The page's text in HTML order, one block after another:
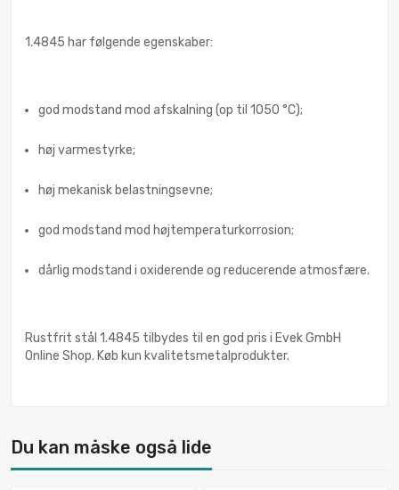
1.4845 har følgende egenskaber:
god modstand mod afskalning (op til 1050 °C);
høj varmestyrke;
høj mekanisk belastningsevne;
god modstand mod højtemperaturkorrosion;
dårlig modstand i oxiderende og reducerende atmosfære.
Rustfrit stål 1.4845 tilbydes til en god pris i Evek GmbH
Online Shop. Køb kun kvalitetsmetalprodukter.
Du kan måske også lide